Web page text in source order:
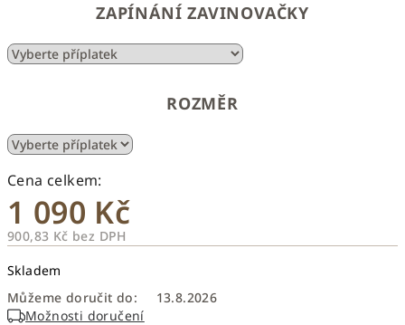
ZAPÍNÁNÍ ZAVINOVAČKY
ROZMĚR
1 090 Kč
900,83 Kč bez DPH
cena:
Skladem
Můžeme doručit do:
13.8.2026
Možnosti doručení